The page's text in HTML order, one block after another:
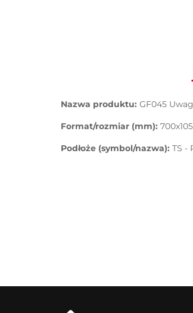
Nazwa produktu: GF045
Format/rozmiar (mm):
Podłoże (symbol/nazwa): TS -